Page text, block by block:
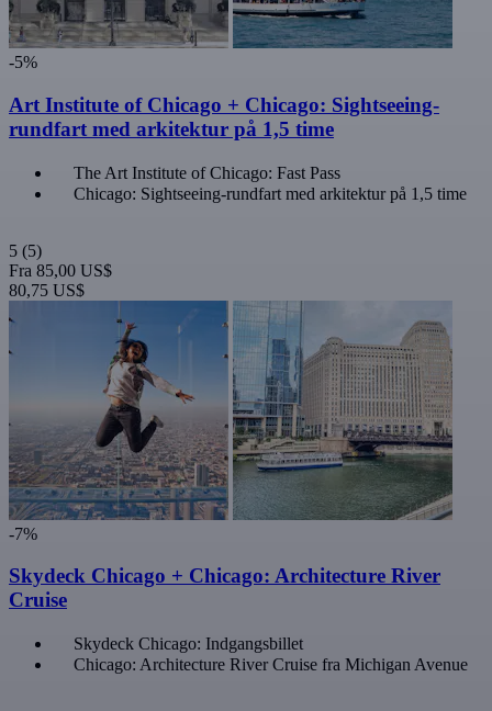
-5%
Art Institute of Chicago + Chicago: Sightseeing-
rundfart med arkitektur på 1,5 time
The Art Institute of Chicago: Fast Pass
Chicago: Sightseeing-rundfart med arkitektur på 1,5 time
5 (5)
Fra 85,00 US$
80,75 US$
-7%
Skydeck Chicago + Chicago: Architecture River
Cruise
Skydeck Chicago: Indgangsbillet
Chicago: Architecture River Cruise fra Michigan Avenue